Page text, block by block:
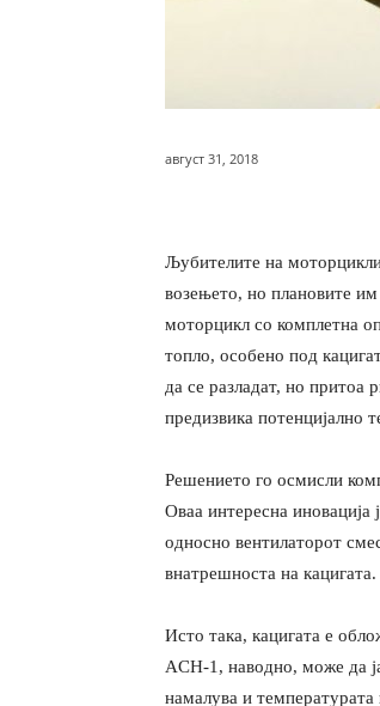
август 31, 2018
Љубителите на
возењето, но плановите
моторцикл со комплетна
топло, особено под
да се разладат, но притоа
предизвика потенцијално
Решението го осмисли
Оваа интересна иновација
односно вентилаторот
внатрешноста на кацигата.
Исто така, кацигата е
ACH-1, наводно, може да
намалува и температурата